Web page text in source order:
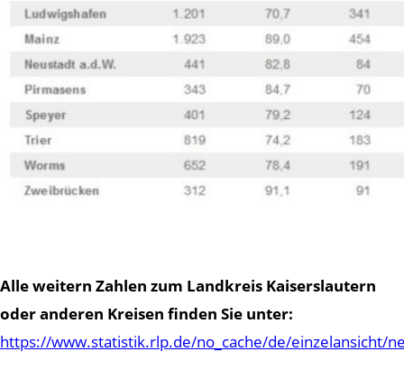
Alle weitern Zahlen zum Landkreis Kaiserslautern
oder anderen Kreisen finden Sie unter:
https://www.statistik.rlp.de/no_cache/de/einzelansicht/